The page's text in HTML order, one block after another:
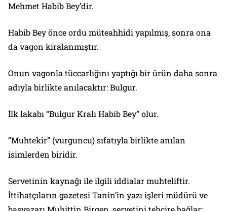
Mehmet Habib Bey’dir.
Habib Bey önce ordu müteahhidi yapılmış, sonra ona
da vagon kiralanmıştır.
Onun vagonla tüccarlığını yaptığı bir ürün daha sonra
adıyla birlikte anılacaktır: Bulgur.
İlk lakabı “Bulgur Kralı Habib Bey” olur.
“Muhtekir” (vurguncu) sıfatıyla birlikte anılan
isimlerden biridir.
Servetinin kaynağı ile ilgili iddialar muhteliftir.
İttihatçıların gazetesi Tanin’in yazı işleri müdürü ve